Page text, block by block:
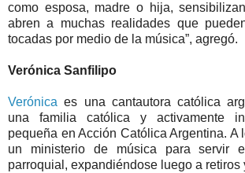
como esposa, madre o hija,
abren a muchas realidades que
tocadas por medio de la música”, agregó.
Verónica Sanfilipo
Verónica es una cantautora católica
una familia católica y activamente
pequeña en Acción Católica Argentina. A
un ministerio de música para servir
parroquial, expandiéndose luego a retiros